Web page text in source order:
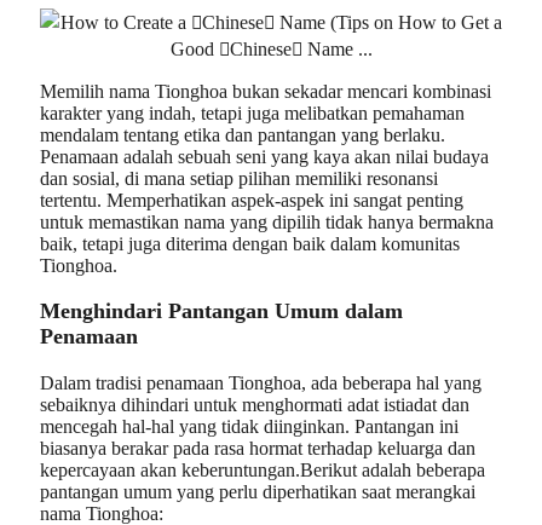
Memilih nama Tionghoa bukan sekadar mencari kombinasi
karakter yang indah, tetapi juga melibatkan pemahaman
mendalam tentang etika dan pantangan yang berlaku.
Penamaan adalah sebuah seni yang kaya akan nilai budaya
dan sosial, di mana setiap pilihan memiliki resonansi
tertentu. Memperhatikan aspek-aspek ini sangat penting
untuk memastikan nama yang dipilih tidak hanya bermakna
baik, tetapi juga diterima dengan baik dalam komunitas
Tionghoa.
Menghindari Pantangan Umum dalam
Penamaan
Dalam tradisi penamaan Tionghoa, ada beberapa hal yang
sebaiknya dihindari untuk menghormati adat istiadat dan
mencegah hal-hal yang tidak diinginkan. Pantangan ini
biasanya berakar pada rasa hormat terhadap keluarga dan
kepercayaan akan keberuntungan.Berikut adalah beberapa
pantangan umum yang perlu diperhatikan saat merangkai
nama Tionghoa: